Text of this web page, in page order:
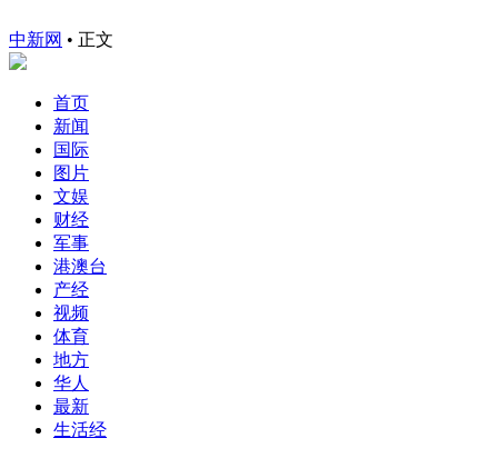
中新网 • 正文
首页
新闻
国际
图片
文娱
财经
军事
港澳台
产经
视频
体育
地方
华人
最新
生活经